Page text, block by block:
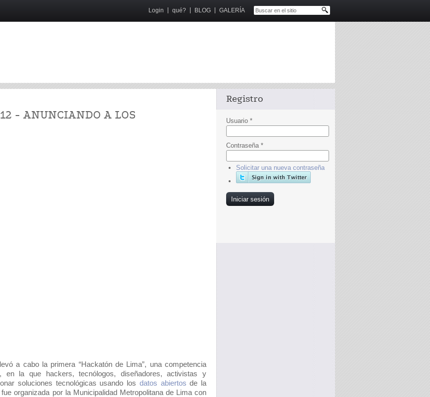
Login qué? BLOG GALERÍA
- ANUNCIANDO A LOS
a cabo la primera “Hackatón de Lima”, una competencia
en la que hackers, tecnólogos, diseñadores, activistas y
soluciones tecnológicas usando los datos abiertos de la
organizada por la Municipalidad Metropolitana de Lima con
Registro
Usuario *
Contraseña *
Solicitar una nueva contraseña